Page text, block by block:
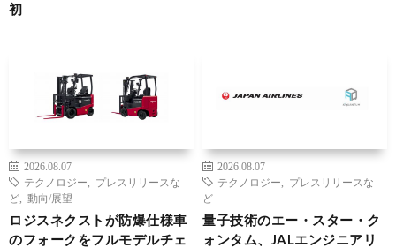
初
2026.08.07
テクノロジー
プレスリリースな
ど
動向/展望
ロジスネクストが防爆仕様車
のフォークをフルモデルチェ
2026.08.07
テクノロジー
プレスリリースな
ど
量子技術のエー・スター・ク
ォンタム、JALエンジニアリ